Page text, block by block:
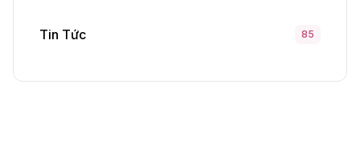
Tin Tức 85